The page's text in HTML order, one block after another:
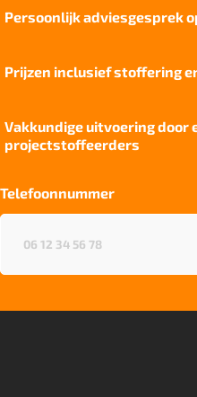
Geluidsisolatie
Brandwerend
Kwaliteitslabel GUT
93EACA67
sterk
zwaar
Persoonlijk adviesgesprek
Prijzen inclusief stoffering
Vakkundige uitvoering door
projectstoffeerders
Telefoonnummer